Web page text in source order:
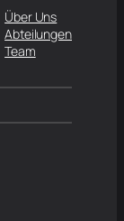
Über Uns
Abteilungen
Team